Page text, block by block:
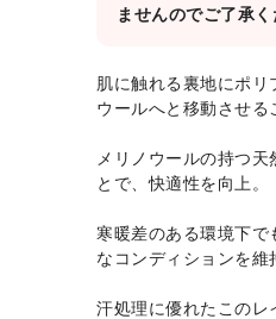
ませんのでご了承く
肌に触れる裏地にポリ
ウールへと移動させる
メリノウールの持つ
とで、快適性を向上。
寒暖差のある環境下
なコンディションを維
汗処理に優れたこの